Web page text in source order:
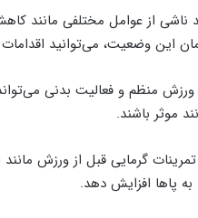
ناشی از عوامل مختلفی مانند
این وضعیت، می‌توانید اقدامات
ورزش منظم و فعالیت بدنی
موثر باشند.
گرمایی قبل از ورزش
پاها افزایش دهد.